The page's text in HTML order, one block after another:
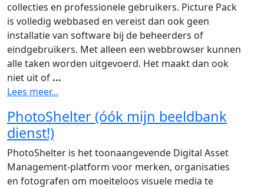
collecties en professionele gebruikers. Picture Pack
is volledig webbased en vereist dan ook geen
installatie van software bij de beheerders of
eindgebruikers. Met alleen een webbrowser kunnen
alle taken worden uitgevoerd. Het maakt dan ook
niet uit of ...
Lees meer...
PhotoShelter (óók mijn beeldbank
dienst!)
PhotoShelter is het toonaangevende Digital Asset
Management-platform voor merken, organisaties
en fotografen om moeiteloos visuele media te